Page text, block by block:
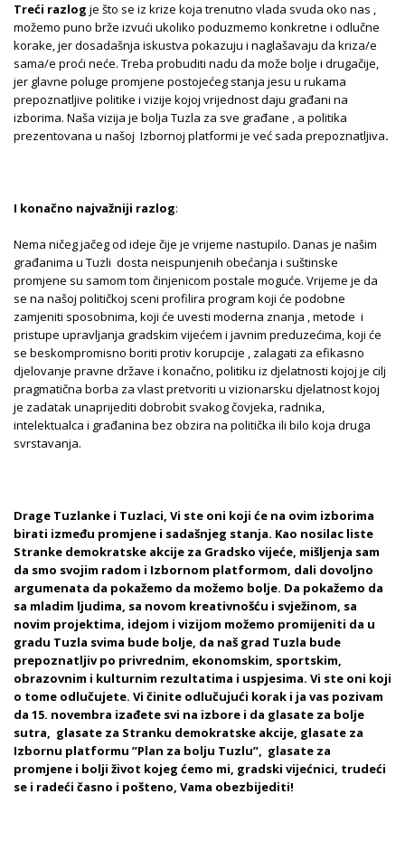
Treći razlog je što se iz krize koja trenutno vlada svuda oko nas ,
možemo puno brže izvući ukoliko poduzmemo konkretne i odlučne
korake, jer dosadašnja iskustva pokazuju i naglašavaju da kriza/e
sama/e proći neće. Treba probuditi nadu da može bolje i drugačije,
jer glavne poluge promjene postojećeg stanja jesu u rukama
prepoznatljive politike i vizije kojoj vrijednost daju građani na
izborima. Naša vizija je bolja Tuzla za sve građane , a politika
prezentovana u našoj Izbornoj platformi je već sada prepoznatljiva.
I konačno najvažniji razlog:
Nema ničeg jačeg od ideje čije je vrijeme nastupilo. Danas je našim
građanima u Tuzli dosta neispunjenih obećanja i suštinske
promjene su samom tom činjenicom postale moguće. Vrijeme je da
se na našoj političkoj sceni profilira program koji će podobne
zamjeniti sposobnima, koji će uvesti moderna znanja , metode i
pristupe upravljanja gradskim vijećem i javnim preduzećima, koji će
se beskompromisno boriti protiv korupcije , zalagati za efikasno
djelovanje pravne države i konačno, politiku iz djelatnosti kojoj je cilj
pragmatična borba za vlast pretvoriti u vizionarsku djelatnost kojoj
je zadatak unaprijediti dobrobit svakog čovjeka, radnika,
intelektualca i građanina bez obzira na politička ili bilo koja druga
svrstavanja.
Drage Tuzlanke i Tuzlaci, Vi ste oni koji će na ovim izborima
birati između promjene i sadašnjeg stanja. Kao nosilac liste
Stranke demokratske akcije za Gradsko vijeće, mišljenja sam
da smo svojim radom i Izbornom platformom, dali dovoljno
argumenata da pokažemo da možemo bolje. Da pokažemo da
sa mladim ljudima, sa novom kreativnošću i svježinom, sa
novim projektima, idejom i vizijom možemo promijeniti da u
gradu Tuzla svima bude bolje, da naš grad Tuzla bude
prepoznatljiv po privrednim, ekonomskim, sportskim,
obrazovnim i kulturnim rezultatima i uspjesima. Vi ste oni koji
o tome odlučujete. Vi činite odlučujući korak i ja vas pozivam
da 15. novembra izađete svi na izbore i da glasate za bolje
sutra, glasate za Stranku demokratske akcije, glasate za
Izbornu platformu ”Plan za bolju Tuzlu”, glasate za
promjene i bolji život kojeg ćemo mi, gradski vijećnici, trudeći
se i radeći časno i pošteno, Vama obezbijediti!